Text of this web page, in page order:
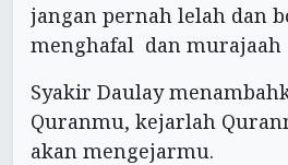
jangan pernah lelah dan
menghafal dan murajaah
Syakir Daulay
Quranmu, kejarlah
akan mengejarmu.